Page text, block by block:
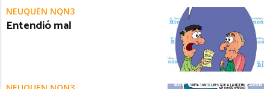
NEUQUÉN NQN3
Entendió mal